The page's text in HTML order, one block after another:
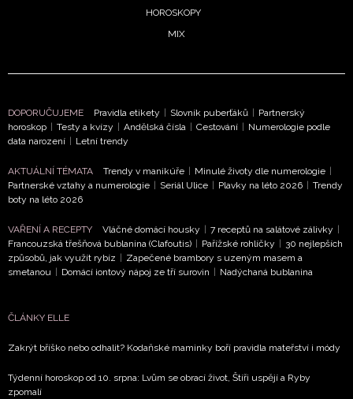
NEWSLETTER
ODESLAT
Přihlášením k newsletteru souhlasíte sObchodními
podmínkami společnosti BurdaMedia Extra s.r.o.a
potvrzujete, že jste se seznámili se Zásadami
vyhodnocení akce a zasílání novinek.
Chcete navíc dostávat i další zajímavé a exkluzivní
informace od našich partnerů? Pokud souhlasíte se
zpracováním údajů k tomuto účelu podle
HOROSKOPY
MIX
DOPORUČUJEME Pravidla etikety Slovník puberťáků
Partnerský
horoskop
Testy a kvízy Andělská čísla Cestování
Numerologie podle
data narození
Letní trendy
AKTUÁLNÍ TÉMATA Trendy v manikúře Minulé životy dle numerologie
Partnerské vztahy a numerologie
Seriál Ulice Plavky na léto 2026
Trendy
boty na léto 2026
VAŘENÍ A RECEPTY Vláčné domácí housky 7 receptů na salátové zálivky
Francouzská třešňová bublanina (Clafoutis)
Pařížské rohlíčky
30 nejlepších
způsobů, jak využít rybíz
Zapečené brambory s uzeným masem a
smetanou
Domácí iontový nápoj ze tří surovin Nadýchaná bublanina
ČLÁNKY ELLE
Zakrýt bříško nebo odhalit? Kodaňské maminky boří pravidla mateřství i módy
Týdenní horoskop od 10. srpna: Lvům se obrací život, Štíři uspějí a Ryby
zpomalí